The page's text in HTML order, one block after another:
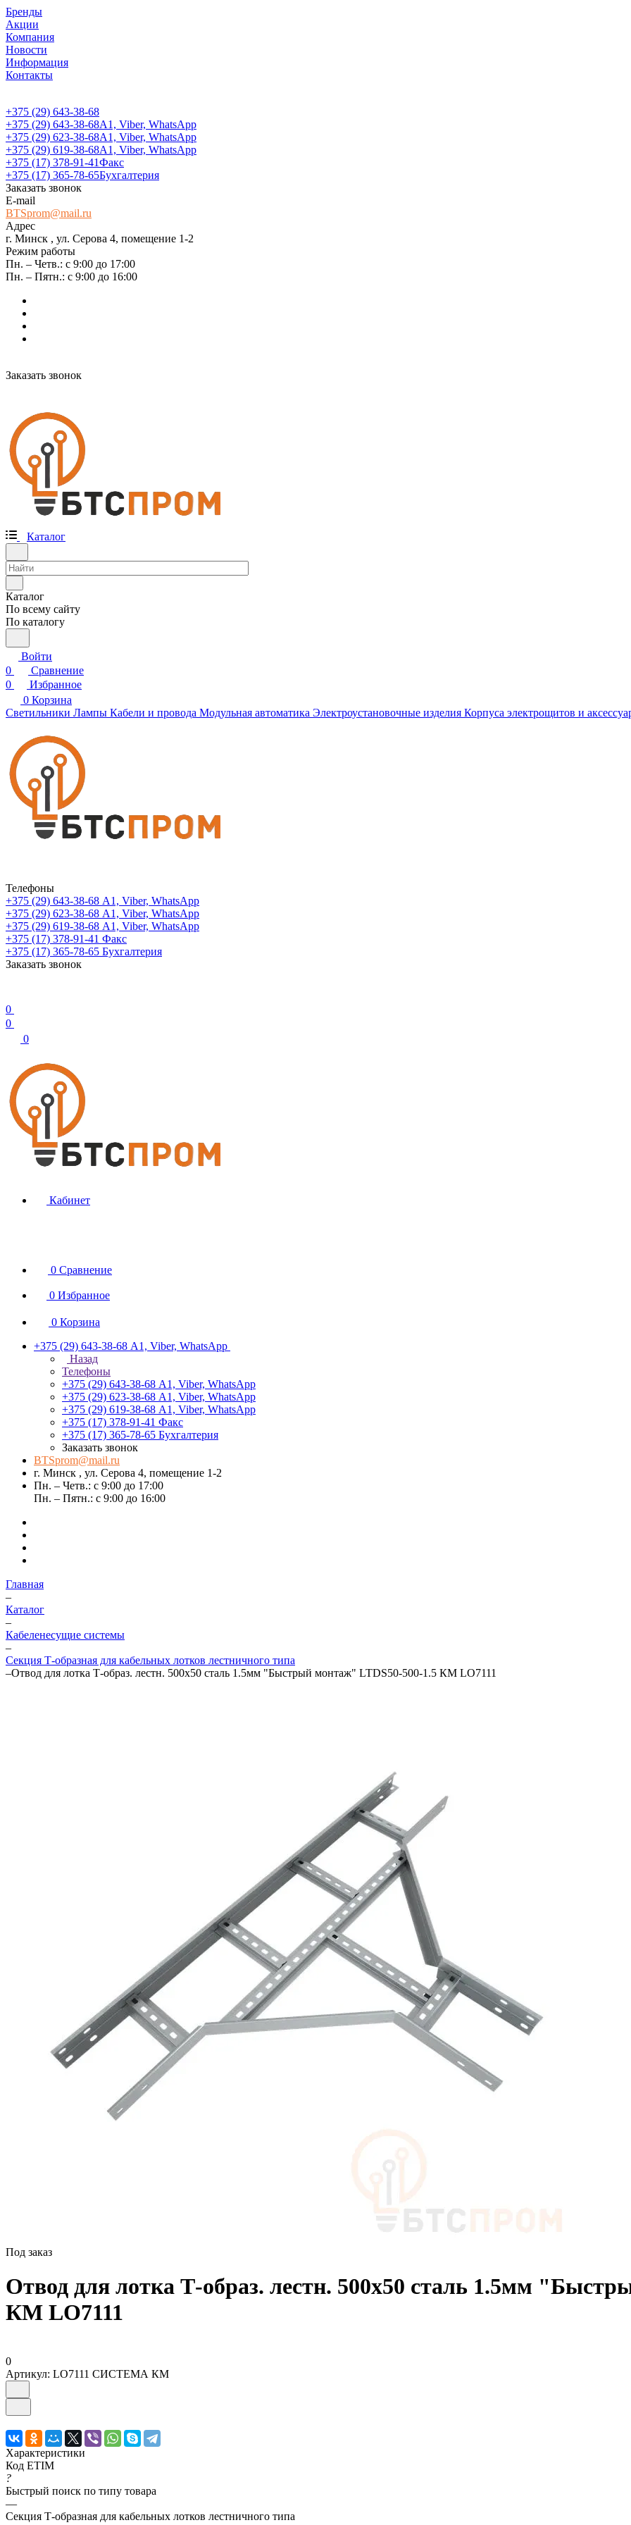
Бренды
Акции
Компания
Новости
Информация
Контакты
+375 (29) 643-38-68
+375 (29) 643-38-68А1, Viber, WhatsApp
+375 (29) 623-38-68А1, Viber, WhatsApp
+375 (29) 619-38-68А1, Viber, WhatsApp
+375 (17) 378-91-41Факс
+375 (17) 365-78-65Бухгалтерия
Заказать звонок
E-mail
BTSprom@mail.ru
Адрес
г. Минск , ул. Серова 4, помещение 1-2
Режим работы
Пн. – Четв.: с 9:00 до 17:00
Пн. – Пятн.: с 9:00 до 16:00
Заказать звонок
Каталог
Каталог
По всему сайту
По каталогу
Войти
0
Сравнение
0
Избранное
0 Корзина
Светильники Лампы Кабели и провода Модульная автоматика Электроустановочные изделия Корпуса электрощитов и
Телефоны
+375 (29) 643-38-68 А1, Viber, WhatsApp
+375 (29) 623-38-68 А1, Viber, WhatsApp
+375 (29) 619-38-68 А1, Viber, WhatsApp
+375 (17) 378-91-41 Факс
+375 (17) 365-78-65 Бухгалтерия
Заказать звонок
0
0
0
Кабинет
0 Сравнение
0 Избранное
0 Корзина
+375 (29) 643-38-68 А1, Viber, WhatsApp
Назад
Телефоны
+375 (29) 643-38-68 А1, Viber, WhatsApp
+375 (29) 623-38-68 А1, Viber, WhatsApp
+375 (29) 619-38-68 А1, Viber, WhatsApp
+375 (17) 378-91-41 Факс
+375 (17) 365-78-65 Бухгалтерия
Заказать звонок
BTSprom@mail.ru
г. Минск , ул. Серова 4, помещение 1-2
Пн. – Четв.: с 9:00 до 17:00
Пн. – Пятн.: с 9:00 до 16:00
Главная
–
Каталог
–
Кабеленесущие системы
–
Секция Т-образная для кабельных лотков лестничного типа
–Отвод для лотка Т-образ. лестн. 500х50 сталь 1.5мм "Быстрый монтаж" LTDS50-500-1.5 КМ LO7111
Под заказ
Отвод для лотка Т-образ. лестн. 500х50 сталь 1.5мм
КМ LO7111
0
Артикул: LO7111 СИСТЕМА КМ
Характеристики
Код ETIM
?
Быстрый поиск по типу товара
—
Секция Т-образная для кабельных лотков лестничного типа